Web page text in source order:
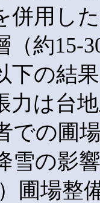
併用し
（約15-
下の結
力は台
での圃
雪の影
圃場整